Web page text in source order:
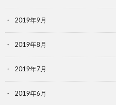
2019年9月
2019年8月
2019年7月
2019年6月